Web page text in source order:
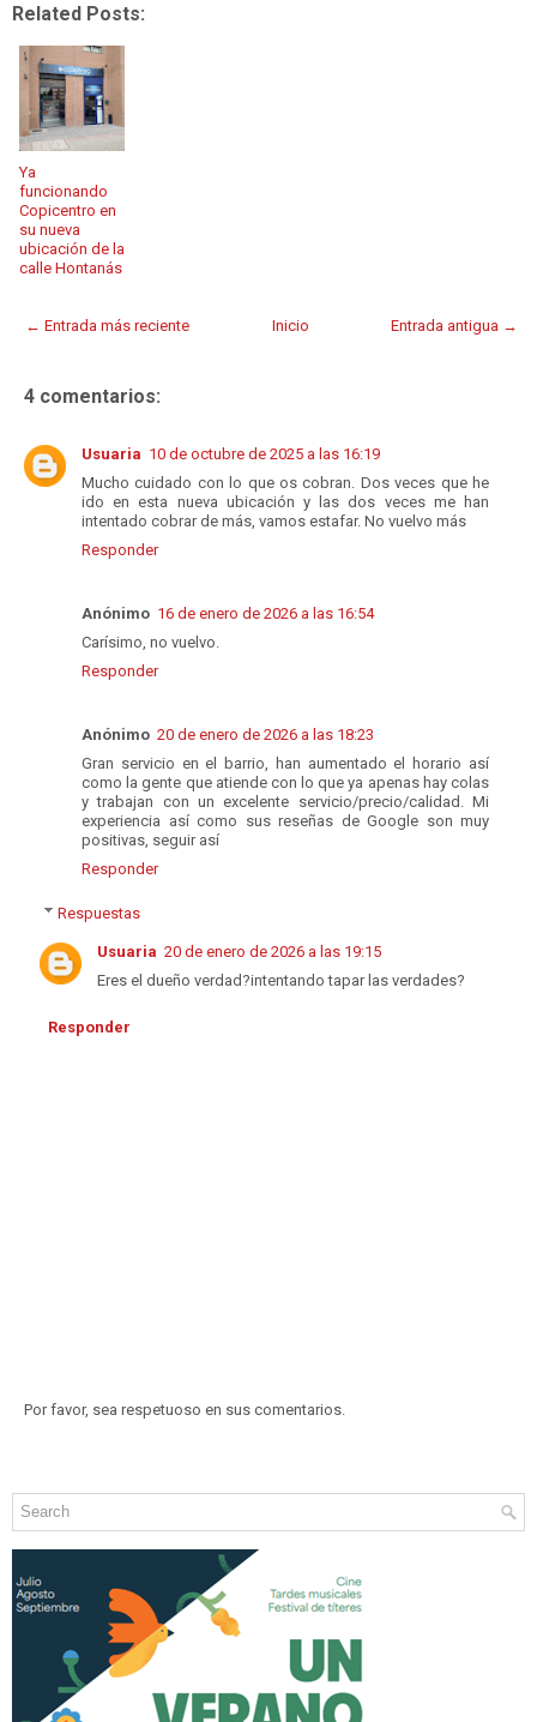
Related Posts:
Ya
funcionando
Copicentro en
su nueva
ubicación de la
calle Hontanás
← Entrada más reciente Entrada antigua →
Inicio
4 comentarios:
Usuaria 10 de octubre de 2025 a las 16:19
Mucho cuidado con lo que os cobran. Dos veces que he
ido en esta nueva ubicación y las dos veces me han
intentado cobrar de más, vamos estafar. No vuelvo más
Responder
Anónimo 16 de enero de 2026 a las 16:54
Carísimo, no vuelvo.
Responder
Anónimo 20 de enero de 2026 a las 18:23
Gran servicio en el barrio, han aumentado el horario así
como la gente que atiende con lo que ya apenas hay colas
y trabajan con un excelente servicio/precio/calidad. Mi
experiencia así como sus reseñas de Google son muy
positivas, seguir así
Responder
Respuestas
Usuaria 20 de enero de 2026 a las 19:15
Eres el dueño verdad?intentando tapar las verdades?
Responder
Por favor, sea respetuoso en sus comentarios.